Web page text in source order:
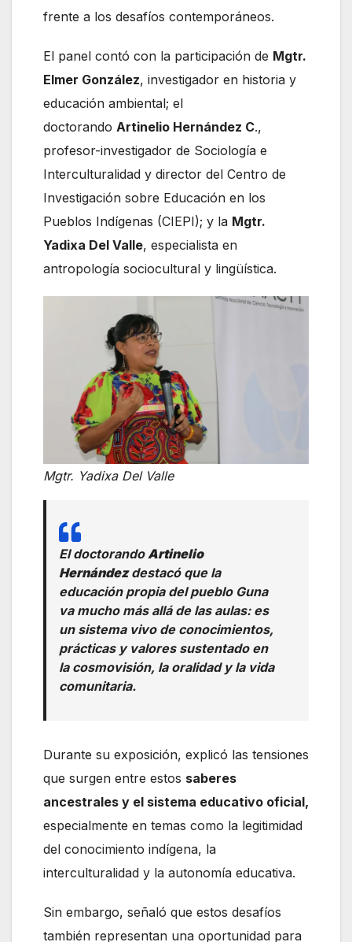
frente a los desafíos contemporáneos.
El panel contó con la participación de Mgtr.
Elmer González, investigador en historia y
educación ambiental; el
doctorando Artinelio Hernández C.,
profesor-investigador de Sociología e
Interculturalidad y director del Centro de
Investigación sobre Educación en los
Pueblos Indígenas (CIEPI); y la Mgtr.
Yadixa Del Valle, especialista en
antropología sociocultural y lingüística.
Mgtr. Yadixa Del Valle
El doctorando Artinelio
Hernándezdestacó que la
educación propia del pueblo Guna
va mucho más allá de las aulas: es
un sistema vivo de conocimientos,
prácticas y valores sustentado en
la cosmovisión, la oralidad y la vida
comunitaria.
Durante su exposición, explicó las tensiones
que surgen entre estos saberes
ancestrales y el sistema educativo oficial,
especialmente en temas como la legitimidad
del conocimiento indígena, la
interculturalidad y la autonomía educativa.
Sin embargo, señaló que estos desafíos
también representan una oportunidad para